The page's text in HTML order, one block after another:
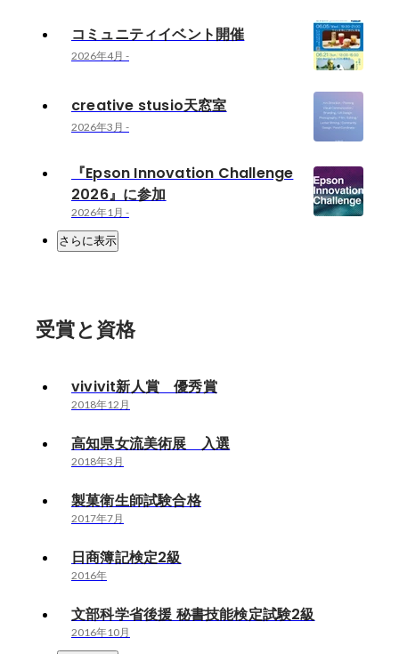
コミュニティイベント開催
2026年4月 -
creative stusio天窓室
2026年3月 -
『Epson Innovation Challenge
2026』に参加
2026年1月 -
さらに表示
受賞と資格
vivivit新人賞 優秀賞
2018年12月
高知県女流美術展 入選
2018年3月
製菓衛生師試験合格
2017年7月
日商簿記検定2級
2016年
文部科学省後援 秘書技能検定試験2級
2016年10月